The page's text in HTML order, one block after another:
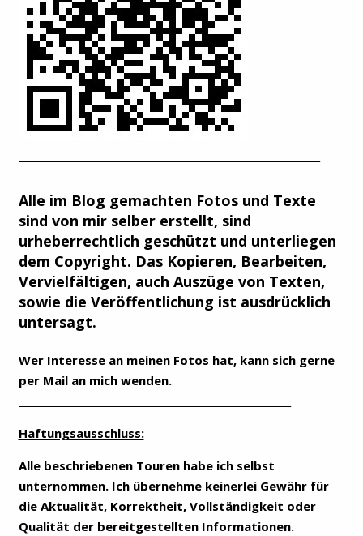
Alle im Blog gemachten Fotos und Texte
sind von mir selber erstellt, sind
urheberrechtlich geschützt und unterliegen
dem Copyright. Das Kopieren, Bearbeiten,
Vervielfältigen, auch Auszüge von Texten,
sowie die Veröffentlichung ist ausdrücklich
untersagt.
Wer Interesse an meinen Fotos hat, kann sich gerne
per Mail an mich wenden.
Haftungsausschluss:
Alle beschriebenen Touren habe ich selbst
unternommen. Ich übernehme keinerlei Gewähr für
die Aktualität, Korrektheit, Vollständigkeit oder
Qualität der bereitgestellten Informationen.